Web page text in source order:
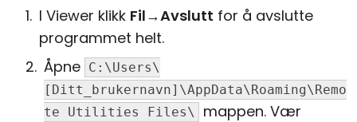
I Viewer klikk Fil→Avslutt for å avslutte
programmet helt.
Åpne C:\Users\
[Ditt_brukernavn]\AppData\Roaming\Remo
te Utilities Files\
mappen. Vær